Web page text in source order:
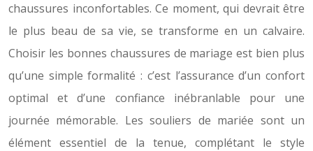
chaussures inconfortables. Ce moment, qui devrait être
le plus beau de sa vie, se transforme en un calvaire.
Choisir les bonnes chaussures de mariage est bien plus
qu’une simple formalité : c’est l’assurance d’un confort
optimal et d’une confiance inébranlable pour une
journée mémorable. Les souliers de mariée sont un
élément essentiel de la tenue, complétant le style